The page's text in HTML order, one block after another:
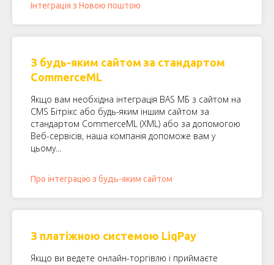
Інтеграція з Новою поштою
З будь-яким сайтом за стандартом
CommerceML
Якщо вам необхідна інтеграція BAS МБ з сайтом на
CMS Бітрікс або будь-яким іншим сайтом за
стандартом CommerceML (XML) або за допомогою
Веб-сервісів, наша компанія допоможе вам у
цьому...
Про інтеграцію з будь-яким сайтом
З платіжною системою LiqPay
Якщо ви ведете онлайн-торгівлю і приймаєте